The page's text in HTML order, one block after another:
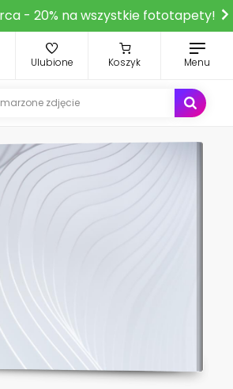
- 20% na wszystkie fototapety!
Ulubione Koszyk Menu